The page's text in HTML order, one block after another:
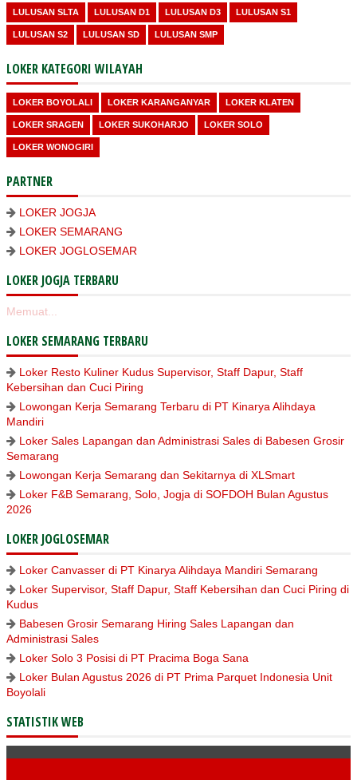
LULUSAN SLTA LULUSAN D1 LULUSAN D3 LULUSAN S1
LULUSAN S2 LULUSAN SD LULUSAN SMP
LOKER KATEGORI WILAYAH
LOKER BOYOLALI LOKER KARANGANYAR LOKER KLATEN
LOKER SRAGEN LOKER SUKOHARJO LOKER SOLO
LOKER WONOGIRI
PARTNER
LOKER JOGJA
LOKER SEMARANG
LOKER JOGLOSEMAR
LOKER JOGJA TERBARU
Memuat...
LOKER SEMARANG TERBARU
Loker Resto Kuliner Kudus Supervisor, Staff Dapur, Staff
Kebersihan dan Cuci Piring
Lowongan Kerja Semarang Terbaru di PT Kinarya Alihdaya
Mandiri
Loker Sales Lapangan dan Administrasi Sales di Babesen Grosir
Semarang
Lowongan Kerja Semarang dan Sekitarnya di XLSmart
Loker F&B Semarang, Solo, Jogja di SOFDOH Bulan Agustus
2026
LOKER JOGLOSEMAR
Loker Canvasser di PT Kinarya Alihdaya Mandiri Semarang
Loker Supervisor, Staff Dapur, Staff Kebersihan dan Cuci Piring di
Kudus
Babesen Grosir Semarang Hiring Sales Lapangan dan
Administrasi Sales
Loker Solo 3 Posisi di PT Pracima Boga Sana
Loker Bulan Agustus 2026 di PT Prima Parquet Indonesia Unit
Boyolali
STATISTIK WEB